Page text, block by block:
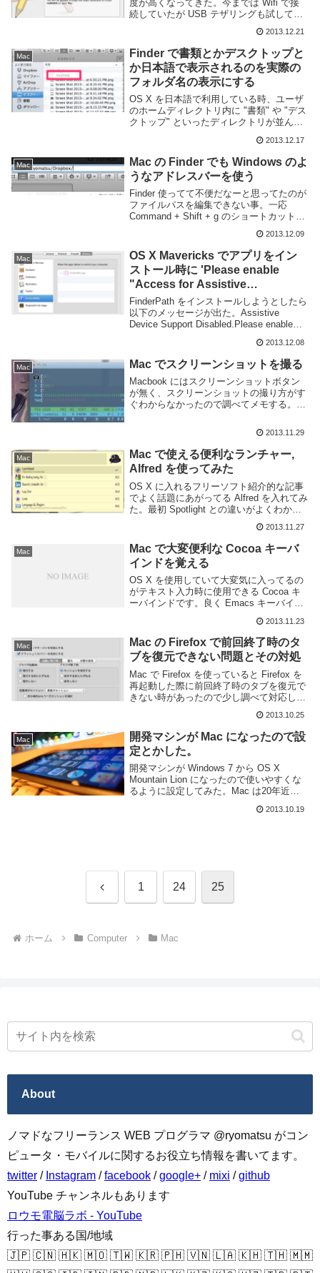
度が高くなってきた。今までは Wifi で接
続していたが USB テザリングも試してみ
うだ。。Mac で USB テザリングを行う為
の設定Mac で USB ...
2013.12.21
Mac
Finder で書類とかデスクトップと
か日本語で表示されるのを実際の
フォルダ名の表示にする
OS X を日本語で利用している時、ユーザ
のホームディレクトリ内に "書類" や "デス
クトップ" といったディレクトリが並んで
Documents や Desktop である。表示名と
実際の名前が違うというの...
2013.12.17
Mac
Mac の Finder でも Windows のよ
うなアドレスバーを使う
Finder 使ってて不便だなーと思ってたのが
ファイルパスを編集できない事。一応
Command + Shift + g のショートカットキ
パスが設定されているわけじゃないしいま
いち使いにくい。。。どう...
2013.12.09
Mac
OS X Mavericks でアプリをイン
ストール時に 'Please enable
"Access for Assistive
Devices"...' と言われた時の対処方
法
FinderPath をインストールしようとしたら
以下のメッセージが出た。Assistive
Device Support Disabled.Please enable
2013.12.08
Mac Mac でスクリーンショットを撮る
Macbook にはスクリーンショットボタン
が無く、スクリーンショットの撮り方がす
ぐわからなかったので調べてメモする。ス
ーOS X 上でスクリーンショットを撮るシ
ョートカットキーには以下のものがありま
す...
2013.11.29
Mac
Mac で使える便利なランチャー,
Alfred を使ってみた
OS X に入れるフリーソフト紹介的な記事
でよく話題にあがってる Alfred を入れてみ
た。最初 Spotlight との違いがよくわから
たら言うだけあってわりと便利。Alfred と
はいわゆるランチ...
2013.11.27
Mac
Mac で大変便利な Cocoa キーバ
インドを覚える
OS X を使用していて大変気に入ってるの
がテキスト入力時に使用できる Cocoa キ
ーバインドです。良く Emacs キーバイン
いうんだろう。名前はなんでもいいや、と
にかくこれを覚えるとテキスト編集が...
2013.11.23
Mac
Mac の Firefox で前回終了時のタ
ブを復元できない問題とその対処
Mac で Firefox を使っていると Firefox を
再起動した際に前回終了時のタブを復元で
きない時があったので少し調べて対応し
10.8.5Firefox 24.0現象OS X 上で起動して
いるアプ...
2013.10.25
Mac
開発マシンが Mac になったので設
定とかした。
開発マシンが Windows 7 から OS X
Mountain Lion になったので使いやすくな
るように設定してみた。Mac は20年近く
てゲームマシンとして使ってたぐらいでほ
2013.10.19
前 1 24 25
ホーム Computer Mac
About
ノマドなフリーランス WEB プログラマ @ryomatsu がコン
ピュータ・モバイルに関するお役立ち情報を書いてます。
twitter / Instagram /facebook /google+ / mixi /github
YouTube チャンネルもあります
ロウモ電脳ラボ - YouTube
行った事ある国/地域
🇯🇵 🇨🇳 🇭🇰 🇲🇴 🇹🇼 🇰🇷 🇵🇭 🇻🇳 🇱🇦 🇰🇭 🇹🇭 🇲🇲